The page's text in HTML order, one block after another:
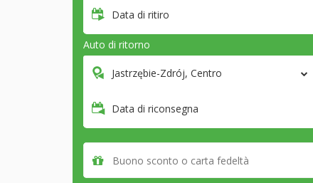
Data di ritiro
Auto di ritorno
Jastrzębie-Zdrój, Centro
Data di riconsegna